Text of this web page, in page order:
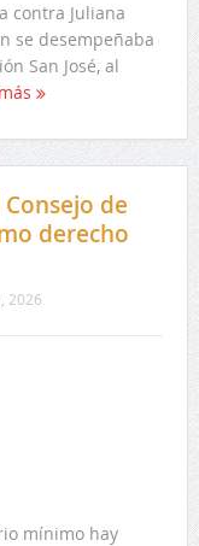
contra Juliana
se desempeñaba
San José, al
de
derecho
2026
mínimo hay